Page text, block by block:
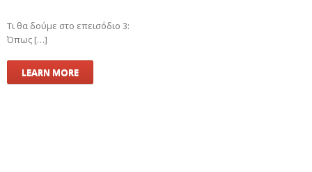
Τι θα δούμε στο επεισόδιο 3:
Όπως […]
LEARN MORE